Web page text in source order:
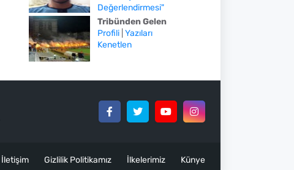
Değerlendirmesi"
Tribünden Gelen
Profili| Yazıları
Kenetlen
İletişim Gizlilik Politikamız İlkelerimiz Künye